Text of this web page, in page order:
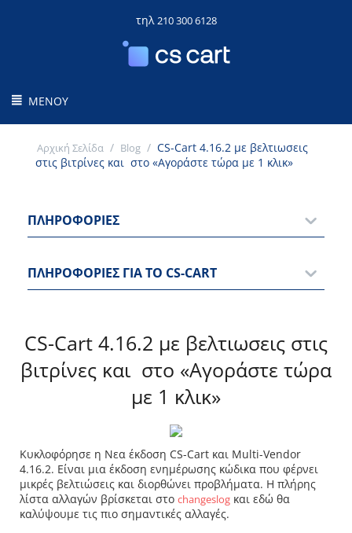
τηλ210 300 6128
ΜΕΝΟΎ
Αρχική Σελίδα / Blog / CS-Cart 4.16.2 με βελτιωσεις
στις βιτρίνες και στο «Αγοράστε τώρα με 1 κλικ»
ΠΛΗΡΟΦΟΡΊΕΣ
ΠΛΗΡΟΦΟΡΊΕΣ ΓΙΑ ΤΟ CS-CART
CS-Cart 4.16.2 με βελτιωσεις στις
βιτρίνες και στο «Αγοράστε τώρα
με 1 κλικ»
Κυκλοφόρησε η Νεα έκδοση CS-Cart και Multi-Vendor
4.16.2. Είναι μια έκδοση ενημέρωσης κώδικα που φέρνει
μικρές βελτιώσεις και διορθώνει προβλήματα. Η πλήρης
λίστα αλλαγών βρίσκεται στο changeslogκαι εδώ θα
καλύψουμε τις πιο σημαντικές αλλαγές.